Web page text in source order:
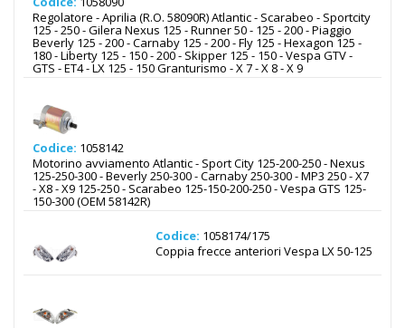
Regolatore - Aprilia (R.O. 58090R) Atlantic - Scarabeo - Sportcity
125 - 250 - Gilera Nexus 125 - Runner 50 - 125 - 200 - Piaggio
Beverly 125 - 200 - Carnaby 125 - 200 - Fly 125 - Hexagon 125 -
180 - Liberty 125 - 150 - 200 - Skipper 125 - 150 - Vespa GTV -
GTS - ET4 - LX 125 - 150 Granturismo - X 7 - X 8 - X 9
Codice: 1058142
Motorino avviamento Atlantic - Sport City 125-200-250 - Nexus
125-250-300 - Beverly 250-300 - Carnaby 250-300 - MP3 250 - X7
- X8 - X9 125-250 - Scarabeo 125-150-200-250 - Vespa GTS 125-
150-300 (OEM 58142R)
Codice: 1058174/175
Coppia frecce anteriori Vespa LX 50-125